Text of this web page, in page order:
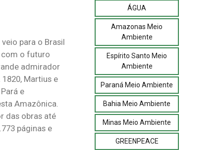
para o Brasil
com o futuro
admirador
Martius e
e
Amazônica.
das obras até
páginas e
ÁGUA
Amazonas Meio
Ambiente
Espírito Santo Meio
Ambiente
Paraná Meio Ambiente
Bahia Meio Ambiente
Minas Meio Ambiente
GREENPEACE